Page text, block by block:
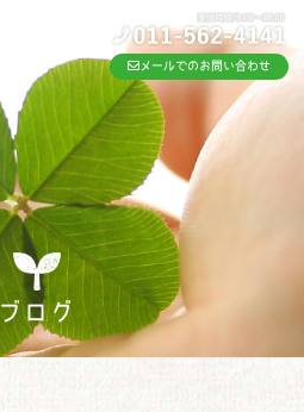
メールでのお問い合わせ
ブログ